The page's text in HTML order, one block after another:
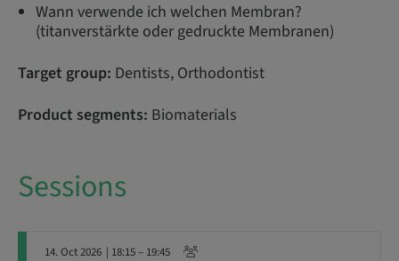
Wann verwende ich welchen Membran?
(titanverstärkte oder gedruckte Membranen)
Target group: Dentists, Orthodontist
Product segments: Biomaterials
Sessions
14. Oct 2026 | 18:15 – 19:45